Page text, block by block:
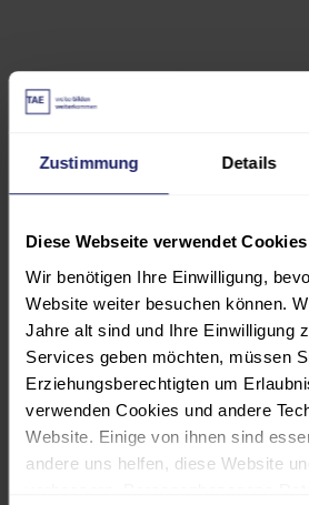
Zustimmung Details
Diese Webseite verwendet Cookies
Wir benötigen Ihre Einwilligung,
Website weiter besuchen können.
Jahre alt sind und Ihre Einwilligung
Services geben möchten, müssen
Erziehungsberechtigten um
verwenden Cookies und andere
Website. Einige von ihnen sind
andere uns helfen, diese Website
Weitere Termine und Orte
Beginn: 11.03.2027
Lernsetting & Ort
Ostfildern
Preis
EUR 580,00
In den Warenkorb